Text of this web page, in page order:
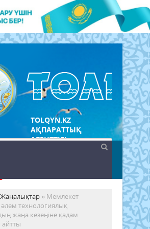
TOLQYN.KZ
АҚПАРАТТЫҚ
АГЕНТТІГІ
Жаңалықтар » Мемлекет
технологиялық
жаңа кезеңіне қадам